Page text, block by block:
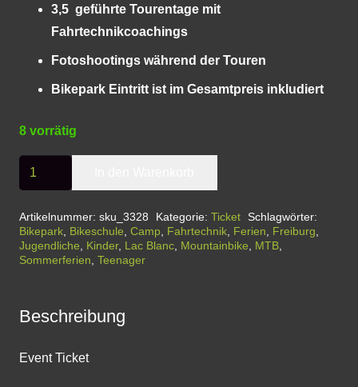
3,5 geführte Tourentage mit
Fahrtechnikcoachings
Fotoshootings während der Touren
Bikepark Eintritt ist im Gesamtpreis inkludiert
8 vorrätig
BikeparkCamp
LAC
BLANC
-
FerienCamp
(12
17
Artikelnummer: sku_3328 Kategorie: Ticket
Schlagwörter:
Bikepark, Bikeschule, Camp, Fahrtechnik, Ferien, Freiburg,
Jugendliche, Kinder, Lac Blanc, Mountainbike, MTB,
Sommerferien, Teenager
Beschreibung
Event Ticket